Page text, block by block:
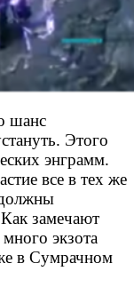
шанс
Этого
энграмм.
все в тех же
замечают
экзота
в Сумрачном